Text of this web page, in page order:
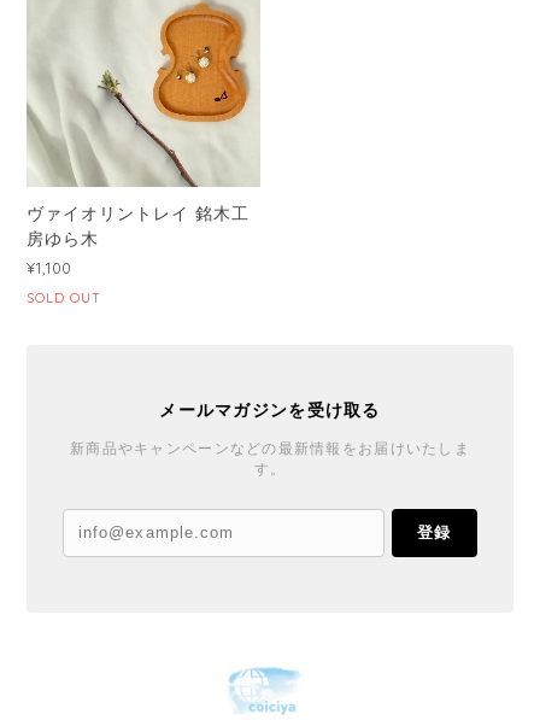
ヴァイオリントレイ 銘木工
房ゆら木
¥1,100
SOLD OUT
メールマガジンを受け取る
新商品やキャンペーンなどの最新情報をお届けいたしま
す。
登録